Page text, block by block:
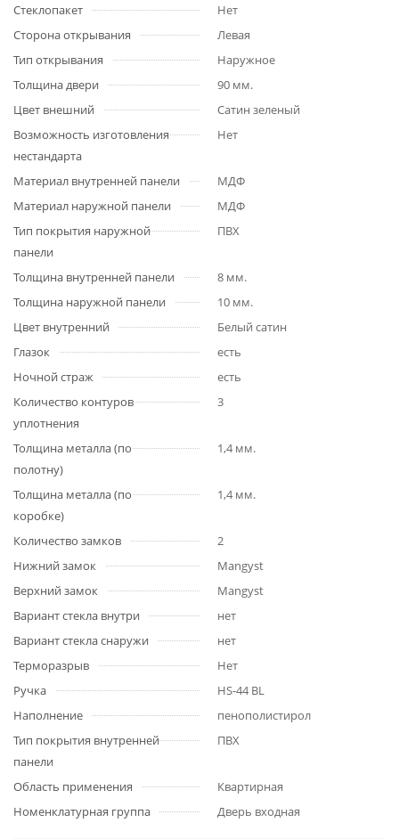
Стеклопакет
Нет
Сторона открывания
Левая
Тип открывания
Наружное
Толщина двери
90 мм.
Цвет внешний
Сатин зеленый
Возможность изготовления
нестандарта
Нет
Материал внутренней панели
МДФ
Материал наружной панели
МДФ
Тип покрытия наружной
панели
ПВХ
Толщина внутренней панели
8 мм.
Толщина наружной панели
10 мм.
Цвет внутренний
Белый сатин
Глазок
есть
Ночной страж
есть
Количество контуров
уплотнения
3
Толщина металла (по
полотну)
1,4 мм.
Толщина металла (по
коробке)
1,4 мм.
Количество замков
2
Нижний замок
Mangyst
Верхний замок
Mangyst
Вариант стекла внутри
нет
Вариант стекла снаружи
нет
Терморазрыв
Нет
Ручка
HS-44 BL
Наполнение
пенополистирол
Тип покрытия внутренней
панели
ПВХ
Область применения
Квартирная
Номенклатурная группа
Дверь входная